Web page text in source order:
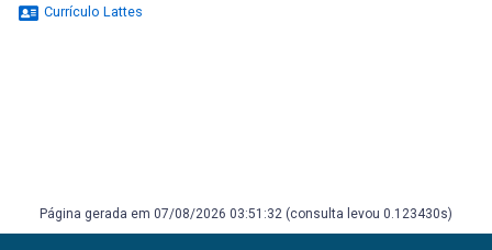
Currículo Lattes
Página gerada em 07/08/2026 03:51:32 (consulta levou 0.123430s)